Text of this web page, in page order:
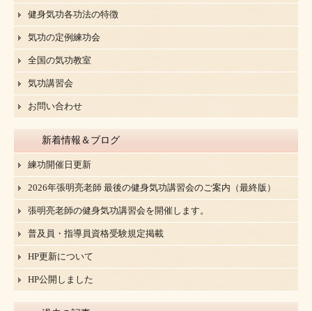
健身気功各功法の特徴
気功の定例練功会
全国の気功教室
気功講習会
お問い合わせ
新着情報＆ブログ
練功開催日更新
2026年張明亮老師 最後の健身気功講習会のご案内（最終版）
張明亮老師の健身気功講習会を開催します。
普及員・指導員資格受験規定掲載
HP更新について
HP公開しました